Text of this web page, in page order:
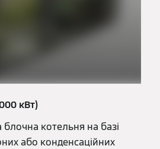
кВт)
котельня на базі
або конденсаційних